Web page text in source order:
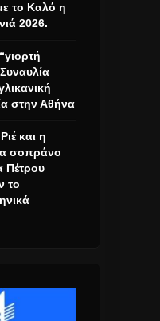
το Καλό η
2026.
στην Αθήνα
και η
σοπράνο
Πέτρου
το